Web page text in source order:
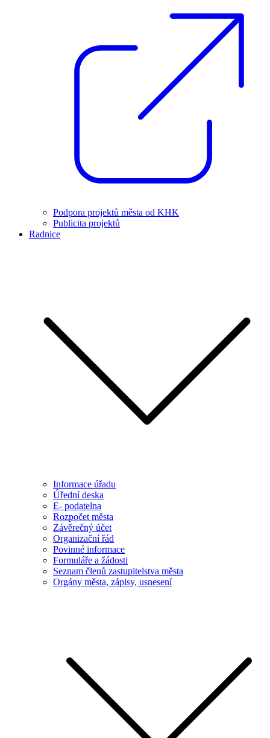
Podpora projektů města od KHK
Publicita projektů
Radnice
Informace úřadu
Úřední deska
E- podatelna
Rozpočet města
Závěrečný účet
Organizační řád
Povinné informace
Formuláře a žádosti
Seznam členů zastupitelstva města
Orgány města, zápisy, usnesení